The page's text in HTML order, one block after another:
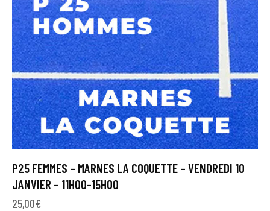
P25 FEMMES – MARNES LA COQUETTE – VENDREDI 10
JANVIER – 11H00-15H00
25,00€